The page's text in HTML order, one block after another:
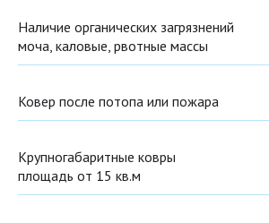
Наличие органических загрязнений
моча, каловые, рвотные массы
Ковер после потопа или пожара
Крупногабаритные ковры
площадь от 15 кв.м